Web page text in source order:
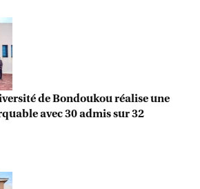
de Bondoukou réalise une
avec 30 admis sur 32